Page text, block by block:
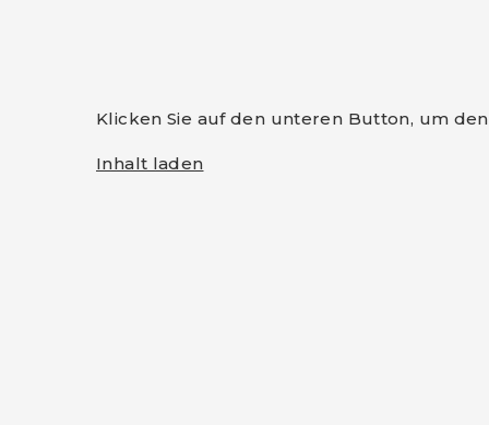
Klicken Sie auf den unteren Button, um
Inhalt laden